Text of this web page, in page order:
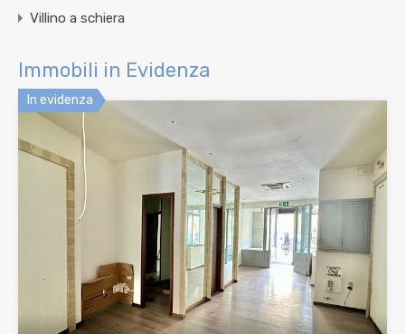
Villino a schiera
Immobili in Evidenza
In evidenza